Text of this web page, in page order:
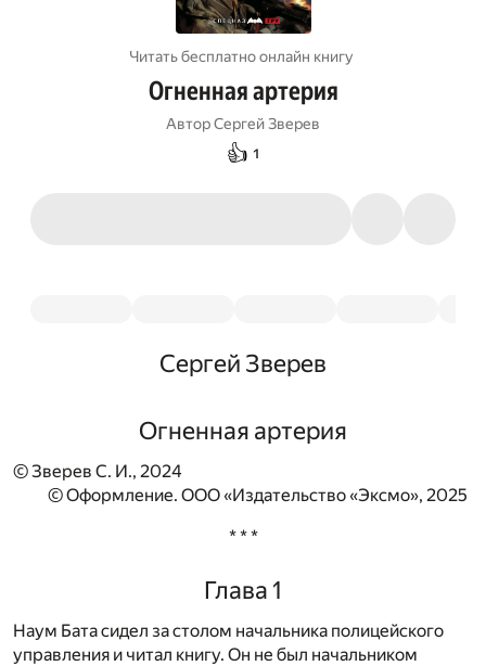
Читать бесплатно онлайн книгу
Огненная артерия
АвторСергей Зверев
👍 1
Сергей Зверев
Огненная артерия
© Зверев С. И., 2024
© Оформление. ООО «Издательство «Эксмо», 2025
* * *
Глава 1
Наум Бата сидел за столом начальника полицейского
управления и читал книгу. Он не был начальником